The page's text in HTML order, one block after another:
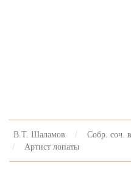
В.Т. Шаламов Собр. соч. в
Артист лопаты